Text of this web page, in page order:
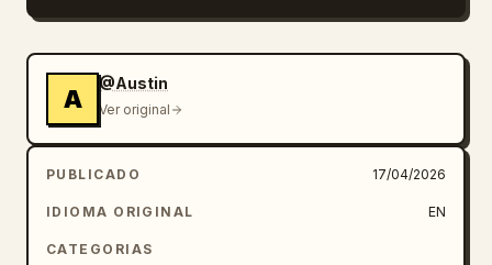
    },
      "chinese_label": "猪八戒",
      "english_label": "Zhu Bajie",
veste preta, segurando um ancinho de nove
dentes"
A
@Austin
Ver original
PUBLICADO 17/04/2026
IDIOMA ORIGINAL EN
CATEGORIAS